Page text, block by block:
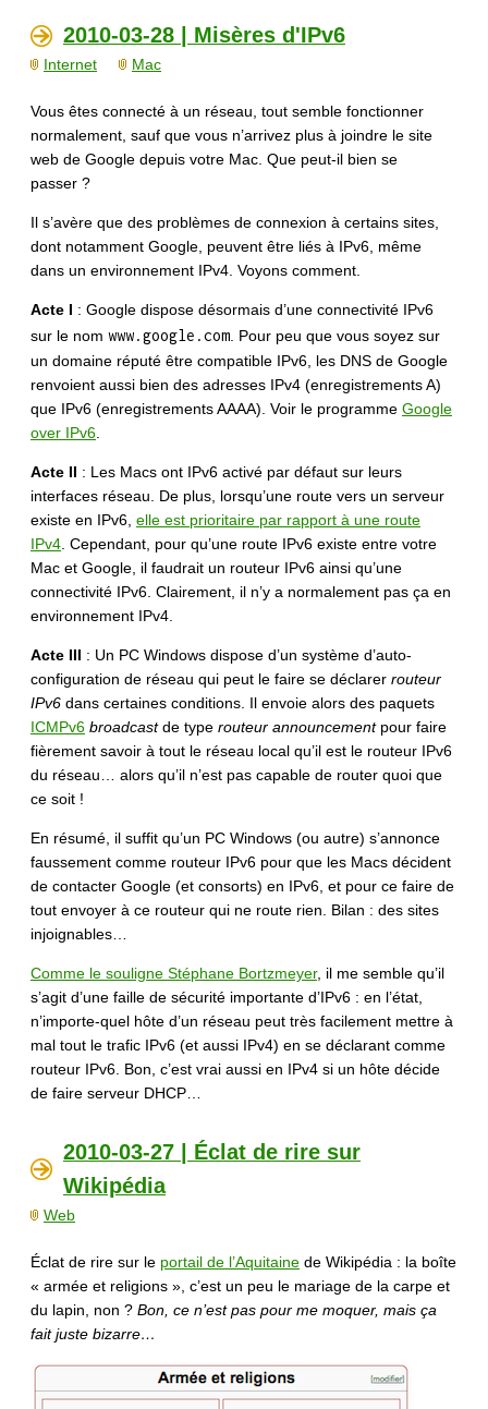
2010-03-28 | Misères d'IPv6
Internet Mac
Vous êtes connecté à un réseau, tout semble fonctionner
normalement, sauf que vous n’arrivez plus à joindre le site
web de Google depuis votre Mac. Que peut-il bien se
passer ?
Il s’avère que des problèmes de connexion à certains sites,
dont notamment Google, peuvent être liés à IPv6, même
dans un environnement IPv4. Voyons comment.
Acte I : Google dispose désormais d’une connectivité IPv6
sur le nom www.google.com . Pour peu que vous soyez sur
un domaine réputé être compatible IPv6, les DNS de Google
renvoient aussi bien des adresses IPv4 (enregistrements A)
que IPv6 (enregistrements AAAA). Voir le programme Google
over IPv6
Acte II : Les Macs ont IPv6 activé par défaut sur leurs
interfaces réseau. De plus, lorsqu’une route vers un serveur
existe en IPv6, elle est prioritaire par rapport à une route
IPv4 . Cependant, pour qu’une route IPv6 existe entre votre
Mac et Google, il faudrait un routeur IPv6 ainsi qu’une
connectivité IPv6. Clairement, il n’y a normalement pas ça en
environnement IPv4.
Acte III : Un PC Windows dispose d’un système d’auto-
configuration de réseau qui peut le faire se déclarer routeur
IPv6 dans certaines conditions. Il envoie alors des paquets
ICMPv6 broadcastde type routeur announcementpour faire
fièrement savoir à tout le réseau local qu’il est le routeur IPv6
du réseau… alors qu’il n’est pas capable de router quoi que
ce soit !
En résumé, il suffit qu’un PC Windows (ou autre) s’annonce
faussement comme routeur IPv6 pour que les Macs décident
de contacter Google (et consorts) en IPv6, et pour ce faire de
tout envoyer à ce routeur qui ne route rien. Bilan : des sites
injoignables…
Comme le souligne Stéphane Bortzmeyer, il me semble qu’il
s’agit d’une faille de sécurité importante d’IPv6 : en l’état,
n’importe-quel hôte d’un réseau peut très facilement mettre à
mal tout le trafic IPv6 (et aussi IPv4) en se déclarant comme
routeur IPv6. Bon, c’est vrai aussi en IPv4 si un hôte décide
de faire serveur DHCP…
2010-03-27 | Éclat de rire sur
Wikipédia
Web
Éclat de rire sur le portail de l’Aquitaine de Wikipédia : la boîte
« armée et religions », c’est un peu le mariage de la carpe et
du lapin, non ? Bon, ce n’est pas pour me moquer, mais ça
fait juste bizarre…